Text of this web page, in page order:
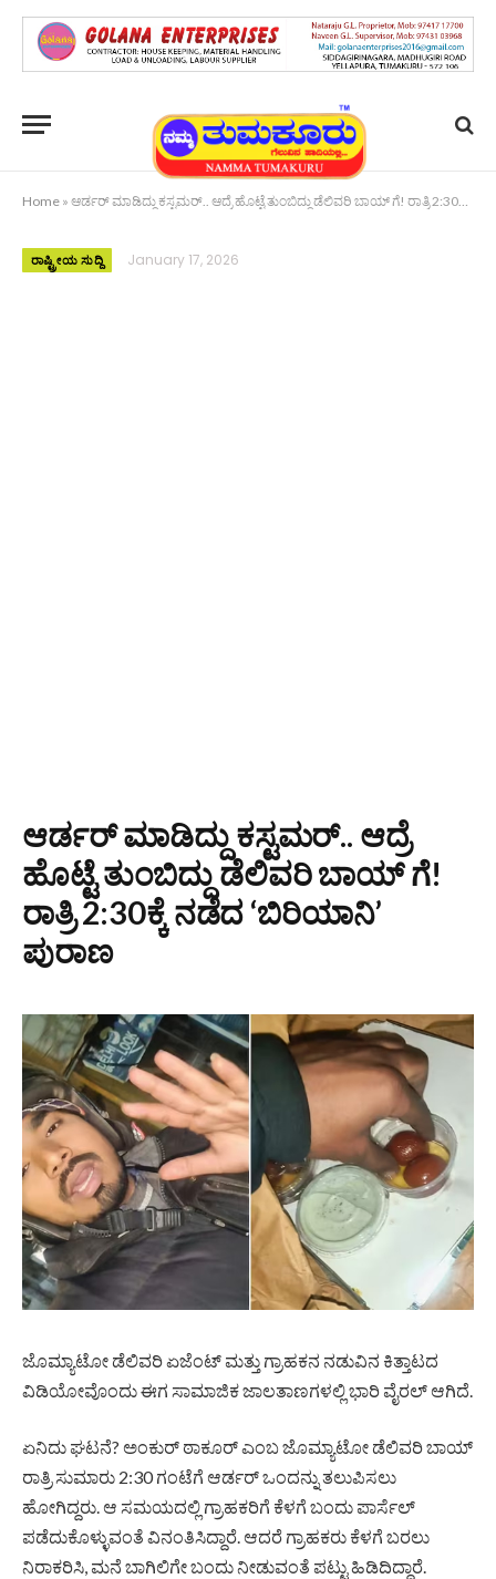
Home » ಆರ್ಡರ್ ಮಾಡಿದ್ದು ಕಸ್ಟಮರ್.. ಆದ್ರೆ ಹೊಟ್ಟೆ ತುಂಬಿದ್ದು ಡೆಲಿವರಿ ಬಾಯ್ ಗೆ! ರಾತ್ರಿ 2:30ಕ್ಕೆ ನಡೆದ ‘ಬಿರಿಯಾನಿ’ ಪುರಾಣ
ರಾಷ್ಟ್ರೀಯ ಸುದ್ದಿ January 17, 2026
ಆರ್ಡರ್ ಮಾಡಿದ್ದು ಕಸ್ಟಮರ್.. ಆದ್ರೆ
ಹೊಟ್ಟೆ ತುಂಬಿದ್ದು ಡೆಲಿವರಿ ಬಾಯ್ ಗೆ!
ರಾತ್ರಿ 2:30ಕ್ಕೆ ನಡೆದ ‘ಬಿರಿಯಾನಿ’
ಪುರಾಣ
ಜೊಮ್ಯಾಟೋ ಡೆಲಿವರಿ ಏಜೆಂಟ್ ಮತ್ತು ಗ್ರಾಹಕನ ನಡುವಿನ ಕಿತ್ತಾಟದ
ವಿಡಿಯೋವೊಂದು ಈಗ ಸಾಮಾಜಿಕ ಜಾಲತಾಣಗಳಲ್ಲಿ ಭಾರಿ ವೈರಲ್ ಆಗಿದೆ.
ಏನಿದು ಘಟನೆ? ಅಂಕುರ್ ಠಾಕೂರ್ ಎಂಬ ಜೊಮ್ಯಾಟೋ ಡೆಲಿವರಿ ಬಾಯ್
ರಾತ್ರಿ ಸುಮಾರು 2:30 ಗಂಟೆಗೆ ಆರ್ಡರ್ ಒಂದನ್ನು ತಲುಪಿಸಲು
ಹೋಗಿದ್ದರು. ಆ ಸಮಯದಲ್ಲಿ ಗ್ರಾಹಕರಿಗೆ ಕೆಳಗೆ ಬಂದು ಪಾರ್ಸೆಲ್
ಪಡೆದುಕೊಳ್ಳುವಂತೆ ವಿನಂತಿಸಿದ್ದಾರೆ. ಆದರೆ ಗ್ರಾಹಕರು ಕೆಳಗೆ ಬರಲು
ನಿರಾಕರಿಸಿ, ಮನೆ ಬಾಗಿಲಿಗೇ ಬಂದು ನೀಡುವಂತೆ ಪಟ್ಟು ಹಿಡಿದಿದ್ದಾರೆ.